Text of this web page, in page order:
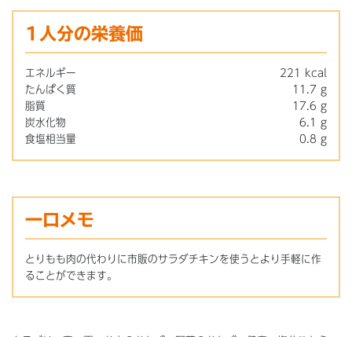
1人分の栄養価
エネルギー
221 kcal
たんぱく質
11.7 g
脂質
17.6 g
炭水化物
6.1 g
食塩相当量
0.8 g
一口メモ
とりもも肉の代わりに市販のサラダチキンを使うとより手軽に作
ることができます。